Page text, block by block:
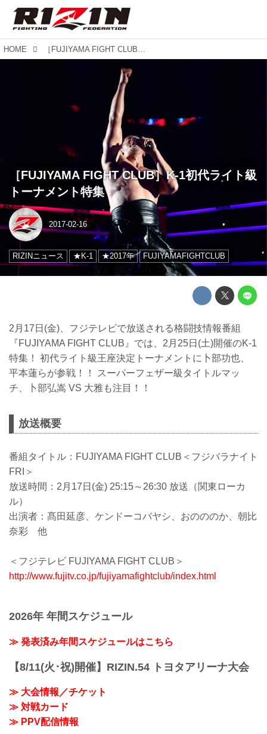
HOME ［FUJIYAMA FIGHT CLUB］K-1初代ライト級トーナメント特集
［FUJIYAMA FIGHT CLUB］K-1初代ライト級
トーナメント特集
2017-02-16
RIZINニュース ★K-1 ★2017年 FUJIYAMAFIGHTCLUB
2月17日(金)、フジテレビで放送される格闘技情報番組
『FUJIYAMA FIGHT CLUB』では、2月25日(土)開催のK-1
特集！ 初代ライト級王座決定トーナメントに卜部功也、
平本蓮らが参戦！！ スーパーフェザー級タイトルマッ
チ、卜部弘嵩 VS 大雅も注目！！
放送概要
番組タイトル：FUJIYAMA FIGHT CLUB＜フジバラナイト
FRI＞
放送時間：2月17日(金) 25:15～26:30 放送（関東ローカ
ル）
出演者：髙田延彦、ケンドーコバヤシ、おのののか、朝比
奈彩 他
＜フジテレビ FUJIYAMA FIGHT CLUB＞
http://www.fujitv.co.jp/fujiyamafightclub/index.html
2026年 年間スケジュール
≫ 発表済み年間スケジュールはこちら
【8/11(火･祝)開催】RIZIN.54 トヨタアリーナ大会
≫ 大会情報／チケット
≫ 対戦カード
≫ PPV配信情報